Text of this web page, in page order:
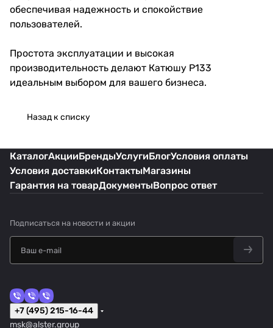
обеспечивая надежность и спокойствие
пользователей.
Простота эксплуатации и высокая
производительность делают Катюшу P133
идеальным выбором для вашего бизнеса.
Назад к списку
КаталогАкцииБрендыУслугиБлогУсловия оплаты
Условия доставкиКонтактыМагазины
Гарантия на товарДокументыВопрос ответ
Подписаться на новости и акции
+7 (495) 215-16-44
msk@alster.group